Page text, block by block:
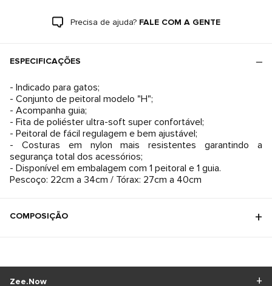
Precisa de ajuda? FALE COM A GENTE
ESPECIFICAÇÕES
- Indicado para gatos;
- Conjunto de peitoral modelo "H";
- Acompanha guia;
- Fita de poliéster ultra-soft super confortável;
- Peitoral de fácil regulagem e bem ajustável;
- Costuras em nylon mais resistentes garantindo a
segurança total dos acessórios;
- Disponível em embalagem com 1 peitoral e 1 guia.
Pescoço: 22cm a 34cm / Tórax: 27cm a 40cm
COMPOSIÇÃO
Zee.Now